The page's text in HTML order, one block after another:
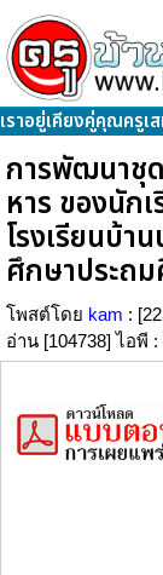
เราอยู่เคียงคู่คุณครูเ
การพัฒนาชุ
หาร ของนัก
โรงเรียนบ้า
ศึกษาประถ
โพสต์โดย kam :
อ่าน [104738] ไอพี :